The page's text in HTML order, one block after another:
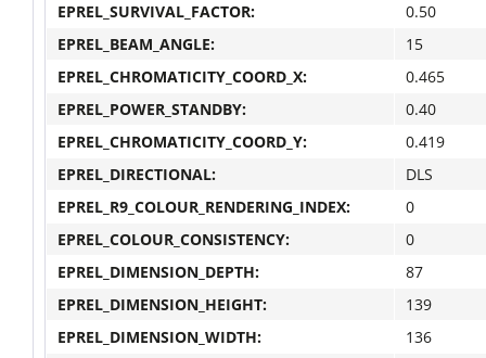
EPREL_SURVIVAL_FACTOR:
0.50
EPREL_BEAM_ANGLE:
15
EPREL_CHROMATICITY_COORD_X:
0.465
EPREL_POWER_STANDBY:
0.40
EPREL_CHROMATICITY_COORD_Y:
0.419
EPREL_DIRECTIONAL:
DLS
EPREL_R9_COLOUR_RENDERING_INDEX:
0
EPREL_COLOUR_CONSISTENCY:
0
EPREL_DIMENSION_DEPTH:
87
EPREL_DIMENSION_HEIGHT:
139
EPREL_DIMENSION_WIDTH:
136